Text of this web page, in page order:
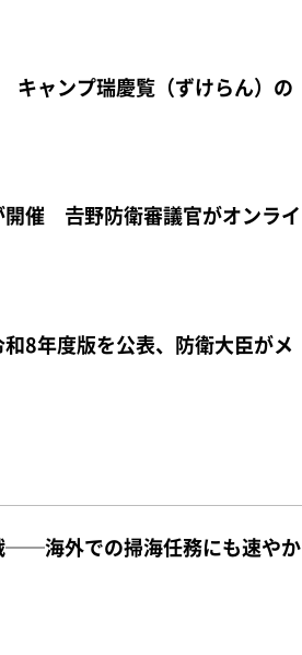
ャンプ瑞慶覧（ずけらん）の
開催 𠮷野防衛審議官がオンライ
8年度版を公表、防衛大臣がメ
──海外での掃海任務にも速やか